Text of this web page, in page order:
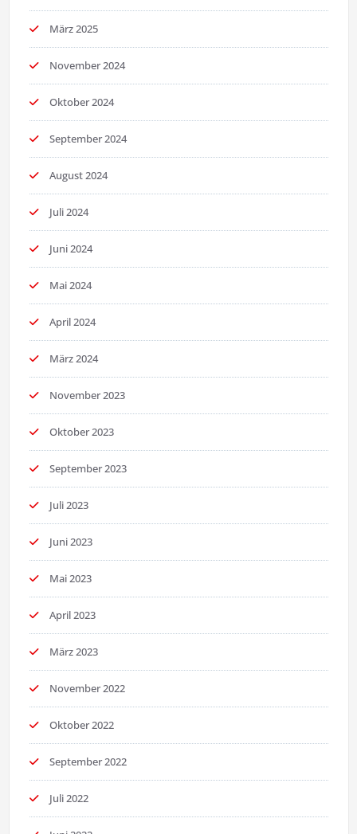
März 2025
November 2024
Oktober 2024
September 2024
August 2024
Juli 2024
Juni 2024
Mai 2024
April 2024
März 2024
November 2023
Oktober 2023
September 2023
Juli 2023
Juni 2023
Mai 2023
April 2023
März 2023
November 2022
Oktober 2022
September 2022
Juli 2022